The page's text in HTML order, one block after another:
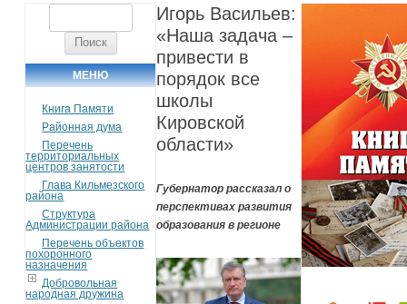
МЕНЮ
Книга Памяти
Районная дума
Перечень
территориальных
центров занятости
Глава Кильмезского
района
Структура
Администрации района
Перечень объектов
похоронного
назначения
Добровольная
народная дружина
Игорь Васильев:
«Наша задача –
привести в
порядок все
школы
Кировской
области»
Губернатор рассказал о
перспективах развития
образования в регионе